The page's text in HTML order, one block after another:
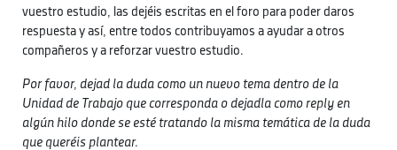
vuestro estudio, las dejéis escritas en el foro para poder daros
respuesta y así, entre todos contribuyamos a ayudar a otros
compañeros y a reforzar vuestro estudio.
Por favor, dejad la duda como un nuevo tema dentro de la
Unidad de Trabajo que corresponda o dejadla como reply en
algún hilo donde se esté tratando la misma temática de la duda
que queréis plantear.